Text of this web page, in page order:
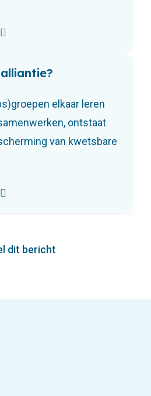
elkaar leren
ontstaat
van kwetsbare
dit bericht